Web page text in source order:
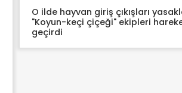
O ilde hayvan giriş çıkışları
"Koyun-keçi çiçeği" ekipleri
geçirdi